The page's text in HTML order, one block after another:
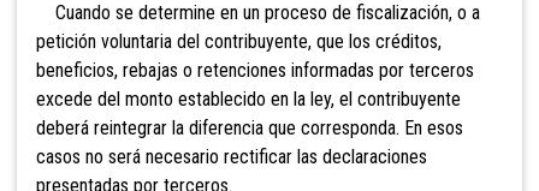
Cuando se determine en un proceso de fiscalización, o a
petición voluntaria del contribuyente, que los créditos,
beneficios, rebajas o retenciones informadas por terceros
excede del monto establecido en la ley, el contribuyente
deberá reintegrar la diferencia que corresponda. En esos
casos no será necesario rectificar las declaraciones
presentadas por terceros.